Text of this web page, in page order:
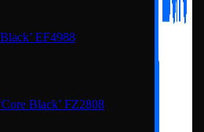
EF4988
Black’ FZ2808